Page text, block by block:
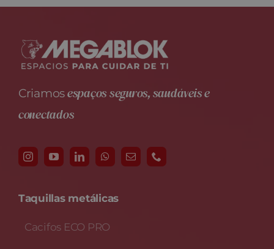
Criamosespaços seguros, saudáveis e
conectados
Taquillas metálicas
Cacifos ECO PRO